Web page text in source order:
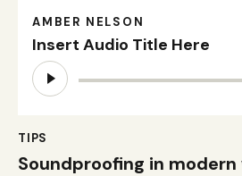
AMBER NELSON
Insert Audio Title Here
Audio
Player
TIPS
Soundproofing in modern